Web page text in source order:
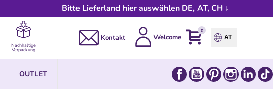
Bitte Lieferland hier auswählen DE, AT, CH ↓
Nachhaltige
Verpackung
Kontakt Welcome
0
AT
OUTLET FacebookYouTubePinterestInstagram